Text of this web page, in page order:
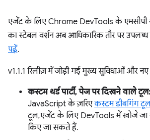
एजेंट के लिए Chrome DevTools के एमसीपी
का स्टेबल वर्शन अब आधिकारिक तौर पर उपलब्ध
पढ़ें.
v1.1.1 रिलीज़ में जोड़ी गई मुख्य सुविधाओं और
कस्टम थर्ड पार्टी, पेज पर दिखने वाले टूल:
JavaScript के ज़रिएकस्टम डीबगिंग
टूल, एजेंट के लिए DevTools में खोजे
किए जा सकते हैं.